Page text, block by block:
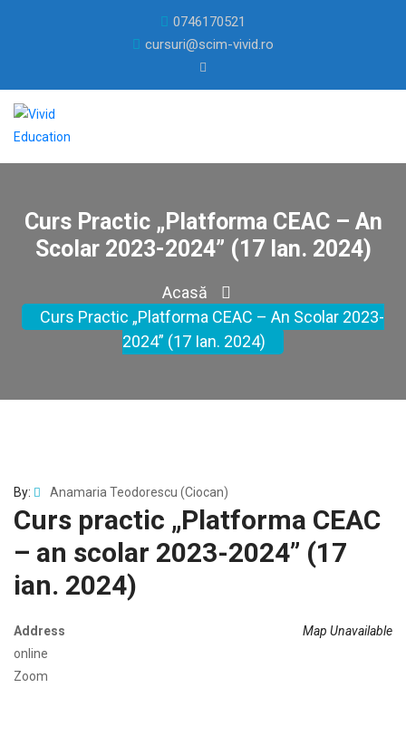
0746170521
cursuri@scim-vivid.ro
Curs Practic „Platforma CEAC – An
Scolar 2023-2024” (17 Ian. 2024)
Acasă
Curs Practic „Platforma CEAC – An Scolar 2023-
2024” (17 Ian. 2024)
By: Anamaria Teodorescu (Ciocan)
Curs practic „Platforma CEAC
– an scolar 2023-2024” (17
ian. 2024)
Map Unavailable
Address
online
Zoom